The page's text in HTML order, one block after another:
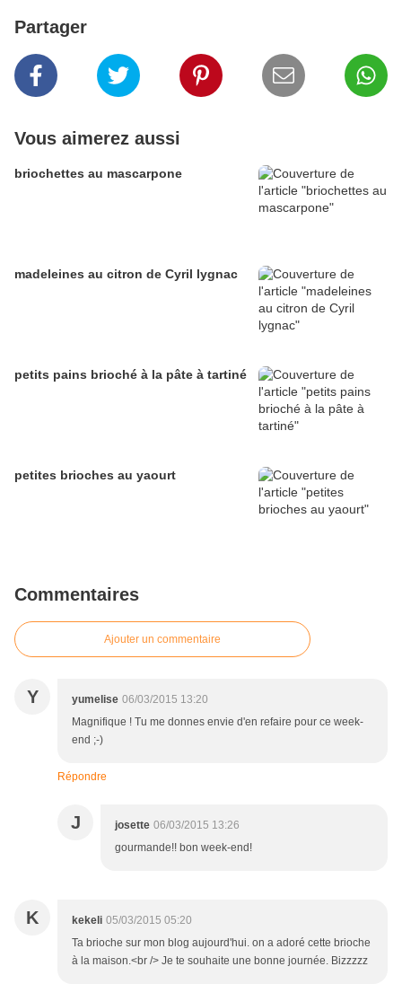
Partager
Vous aimerez aussi
briochettes au mascarpone
madeleines au citron de Cyril lygnac
petits pains brioché à la pâte à tartiné
petites brioches au yaourt
Commentaires
Ajouter un commentaire
Y yumelise 06/03/2015 13:20
Magnifique ! Tu me donnes envie d'en refaire pour ce week-
end ;-)
Répondre
J josette 06/03/2015 13:26
gourmande!! bon week-end!
K kekeli 05/03/2015 05:20
Ta brioche sur mon blog aujourd'hui. on a adoré cette brioche
à la maison.<br /> Je te souhaite une bonne journée. Bizzzzz